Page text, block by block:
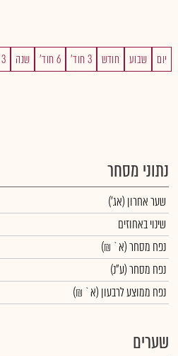
יום שבוע חודש 3 חוד' 6 חוד' שנה 3 שנים
נתוני מסחר
שער אחרון (אג')
שינוי באחוזים
נפח מסחר(א` ₪)
נפח מסחר(ע"נ)
נפח ממוצע לרבעון (א` ₪)
שערים